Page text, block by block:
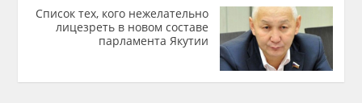
Список тех, кого нежелательно
лицезреть в новом составе
парламента Якутии